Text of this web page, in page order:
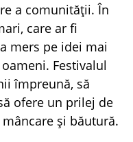
a comunității. În
care ar fi
mers pe idei mai
Festivalul
împreună, să
ofere un prilej de
și băutură.